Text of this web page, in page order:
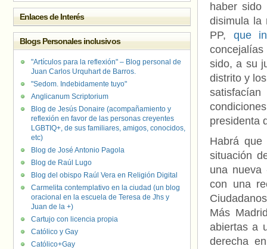
haber
disimula la
PP, que
sido, a su
distrito y
presidenta
Habrá
situación
una nueva
con una
Más
abiertas a
derecha
Enlaces de Interés
Blogs Personales inclusivos
"Artículos para la reflexión" – Blog personal de
Juan Carlos Urquhart de Barros.
"Sedom. Indebidamente tuyo"
Anglicanum Scriptorium
Blog de Jesús Donaire (acompañamiento y
reflexión en favor de las personas creyentes
LGBTIQ+, de sus familiares, amigos, conocidos,
etc)
Blog de José Antonio Pagola
Blog de Raúl Lugo
Blog del obispo Raúl Vera en Religión Digital
Carmelita contemplativo en la ciudad (un blog
oracional en la escuela de Teresa de Jhs y
Juan de la +)
Cartujo con licencia propia
Católico y Gay
Católico+Gay